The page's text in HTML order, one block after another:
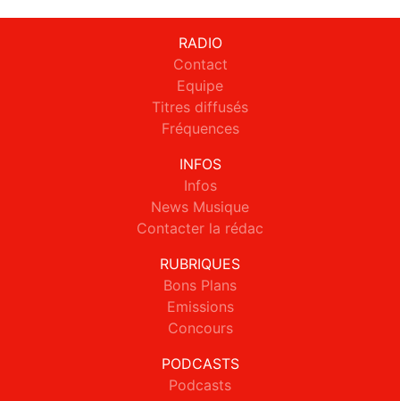
RADIO
Contact
Equipe
Titres diffusés
Fréquences
INFOS
Infos
News Musique
Contacter la rédac
RUBRIQUES
Bons Plans
Emissions
Concours
PODCASTS
Podcasts